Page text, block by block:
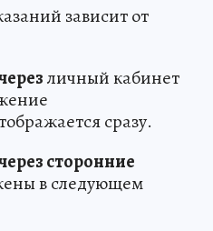
зависит от
личный кабинет
сразу.
сторонние
в следующем